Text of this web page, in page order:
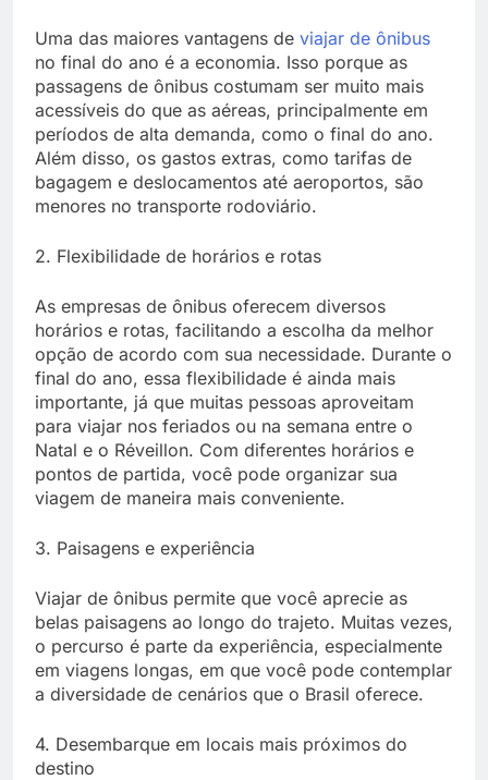
Uma das maiores vantagens de viajar de ônibus
no final do ano é a economia. Isso porque as
passagens de ônibus costumam ser muito mais
acessíveis do que as aéreas, principalmente em
períodos de alta demanda, como o final do ano.
Além disso, os gastos extras, como tarifas de
bagagem e deslocamentos até aeroportos, são
menores no transporte rodoviário.
2. Flexibilidade de horários e rotas
As empresas de ônibus oferecem diversos
horários e rotas, facilitando a escolha da melhor
opção de acordo com sua necessidade. Durante o
final do ano, essa flexibilidade é ainda mais
importante, já que muitas pessoas aproveitam
para viajar nos feriados ou na semana entre o
Natal e o Réveillon. Com diferentes horários e
pontos de partida, você pode organizar sua
viagem de maneira mais conveniente.
3. Paisagens e experiência
Viajar de ônibus permite que você aprecie as
belas paisagens ao longo do trajeto. Muitas vezes,
o percurso é parte da experiência, especialmente
em viagens longas, em que você pode contemplar
a diversidade de cenários que o Brasil oferece.
4. Desembarque em locais mais próximos do
destino